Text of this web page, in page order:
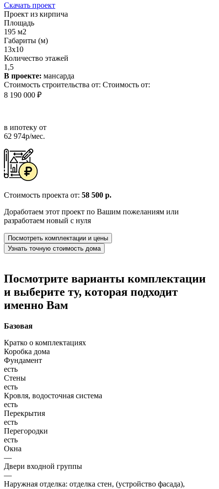
Скачать проект
Проект из кирпича
Площадь
195 м2
Габариты (м)
13x10
Количество этажей
1,5
В проекте: мансарда
Стоимость строительства от: Стоимость от:
8 190 000 ₽
в ипотеку от
62 974р/мес.
Стоимость проекта от: 58 500 р.
Доработаем этот проект по Вашим пожеланиям или
разработаем новый с нуля
Посмотреть комплектации и цены
Узнать точную стоимость дома
Посмотрите варианты комплектации
и выберите ту, которая подходит
именно Вам
Базовая
Кратко о комплектациях
Коробка дома
Фундамент
есть
Стены
есть
Кровля, водосточная система
есть
Перекрытия
есть
Перегородки
есть
Окна
—
Двери входной группы
—
Наружная отделка: отделка стен, (устройство фасада),